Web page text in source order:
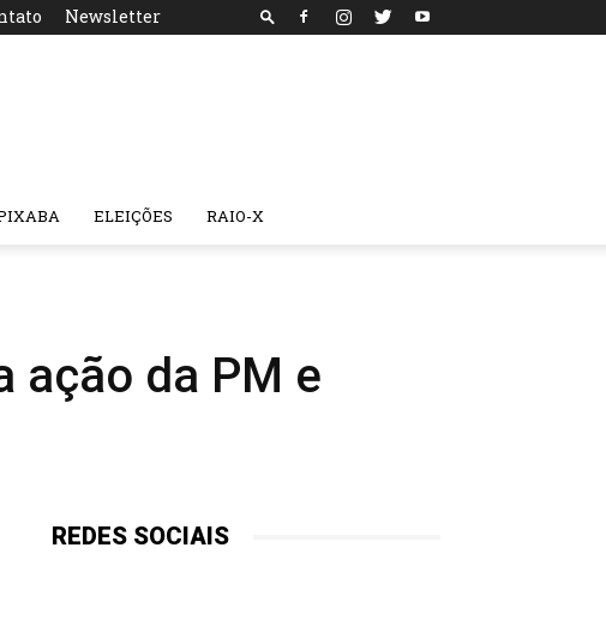
Newsletter
ELEIÇÕES RAIO-X
ação da PM e
REDES SOCIAIS